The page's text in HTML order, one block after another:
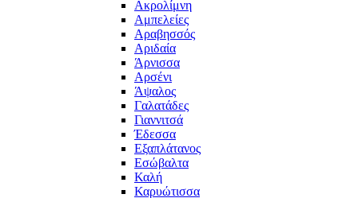
Ακρολίμνη
Αμπελείες
Αραβησσός
Αριδαία
Άρνισσα
Αρσένι
Άψαλος
Γαλατάδες
Γιαννιτσά
Έδεσσα
Εξαπλάτανος
Εσώβαλτα
Καλή
Καρυώτισσα